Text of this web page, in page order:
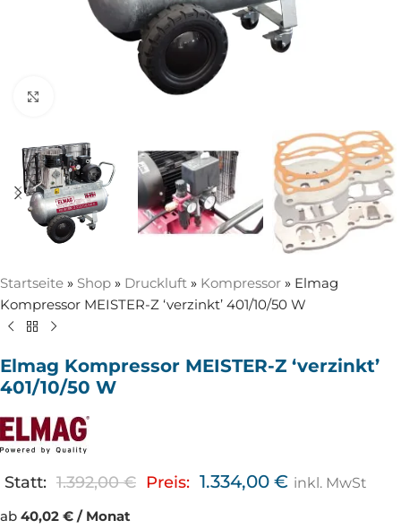
Zum Vergrößern anklicken
Startseite » Shop » Druckluft » Kompressor » Elmag
Kompressor MEISTER-Z ‘verzinkt’ 401/10/50 W
Elmag Kompressor MEISTER-Z ‘verzinkt’
401/10/50 W
Statt: 1.392,00€ Preis: 1.334,00 € inkl. MwSt
ab 40,02 € / Monat